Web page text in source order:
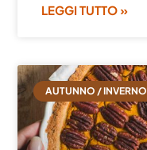
LEGGI TUTTO »
AUTUNNO / INVERNO